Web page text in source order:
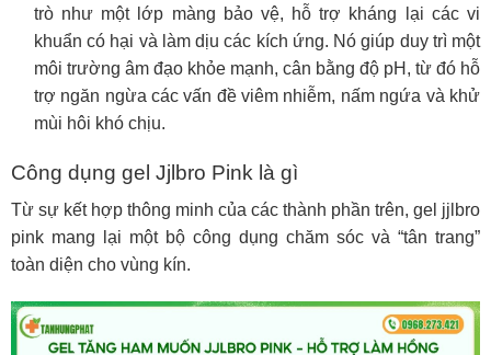
trò như một lớp màng bảo vệ, hỗ trợ kháng lại các vi
khuẩn có hại và làm dịu các kích ứng. Nó giúp duy trì một
môi trường âm đạo khỏe mạnh, cân bằng độ pH, từ đó hỗ
trợ ngăn ngừa các vấn đề viêm nhiễm, nấm ngứa và khử
mùi hôi khó chịu.
Công dụng gel Jjlbro Pink là gì
Từ sự kết hợp thông minh của các thành phần trên, gel jjlbro
pink mang lại một bộ công dụng chăm sóc và “tân trang”
toàn diện cho vùng kín.